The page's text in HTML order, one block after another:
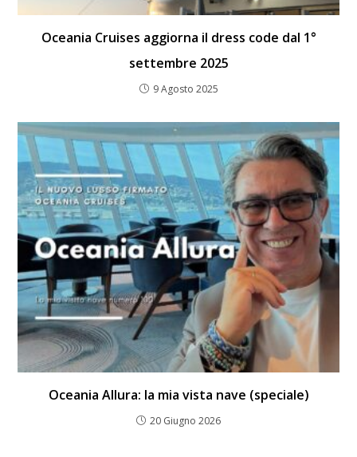
Oceania Cruises aggiorna il dress code dal 1°
settembre 2025
9 Agosto 2025
Oceania Allura: la mia vista nave (speciale)
20 Giugno 2026